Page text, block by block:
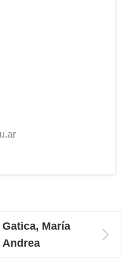
Gatica, María
Andrea